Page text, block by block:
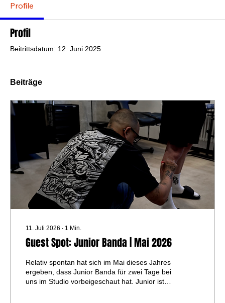
Profile
Profil
Beitrittsdatum: 12. Juni 2025
Beiträge
11. Juli 2026 ∙ 1 Min.
Guest Spot: Junior Banda | Mai 2026
Relativ spontan hat sich im Mai dieses Jahres
ergeben, dass Junior Banda für zwei Tage bei
uns im Studio vorbeigeschaut hat. Junior ist in